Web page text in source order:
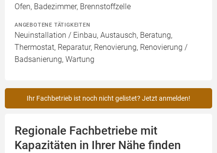
Ofen, Badezimmer, Brennstoffzelle
ANGEBOTENE TÄTIGKEITEN
Neuinstallation / Einbau, Austausch, Beratung,
Thermostat, Reparatur, Renovierung, Renovierung /
Badsanierung, Wartung
Ihr Fachbetrieb ist noch nicht gelistet? Jetzt anmelden!
Regionale Fachbetriebe mit
Kapazitäten in Ihrer Nähe finden